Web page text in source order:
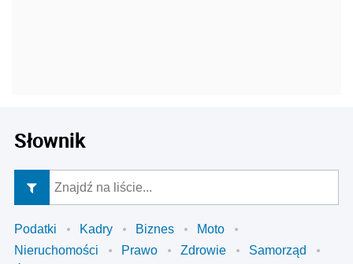
Słownik
Podatki Kadry Biznes
Moto
Nieruchomości
Prawo Zdrowie
Samorząd